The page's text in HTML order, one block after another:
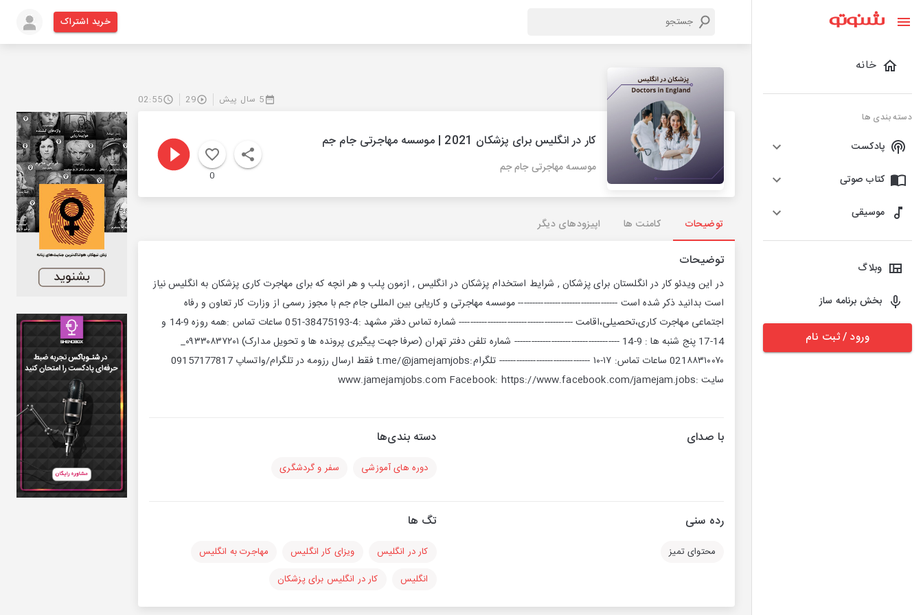
خانه
دسته بندی ها
پادکست
کتاب صوتی
موسیقی
وبلاگ
بخش برنامه ساز
ورود / ثبت نام
خرید اشتراک
5 سال پیش 29
02:55
کار در انگلیس برای پزشکان 2021 | موسسه مهاجرتی جام جم
موسسه مهاجرتی جام جم
0
توضیحات کامنت ها اپیزودهای دیگر
توضیحات
در این ویدئو کار در انگلستان برای پزشکان , شرایط استخدام پزشکان در انگلیس , ازمون پلب و هر انچه که برای مهاجرت کاری پزشکان به انگلیس نیاز
است بدانید ذکر شده است ----------------------------------- موسسه مهاجرتی و کاریابی بین المللی جام جم با مجوز رسمی از وزارت کار تعاون و رفاه
اجتماعی مهاجرت کاری،تحصیلی،اقامت ---------------------------------------- شماره تماس دفتر مشهد :️4-38475193-051 ساعات تماس :همه روزه 9-14 و
14-17 پنج شنبه ها : 9-14 ------------------------------------- شماره تلفن دفتر تهران (صرفا جهت پیگیری پرونده ها و تحویل مدارک) ۰۹۳۳۰۸۳۷۲۰۱_
021۸۸۳۱۰۰۷۰ ساعات تماس: ۱۷-۱۰ -------------------------------- تلگرام:t.me/@jamejamjobs فقط ارسال رزومه در تلگرام/واتساپ 09157177817
سایت :www.jamejamjobs.com Facebook: https://www.facebook.com/jamejam.jobs
با صدای دسته بندی‌ها
دوره های آموزشی سفر و گردشگری
رده سنی
محتوای تمیز
تگ ها
کار در انگلیس ویزای کار انگلیس
مهاجرت به انگلیس
انگلیس
کار در انگلیس برای پزشکان